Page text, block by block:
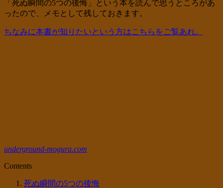
「死ぬ瞬間の5つの後悔」という本を読んで思うところがあ
ったので、メモとして残しておきます。
ちなみに本書が知りたいという方はこちらをご覧あれ。
underground-mogura.com
Contents
死ぬ瞬間の5つの後悔